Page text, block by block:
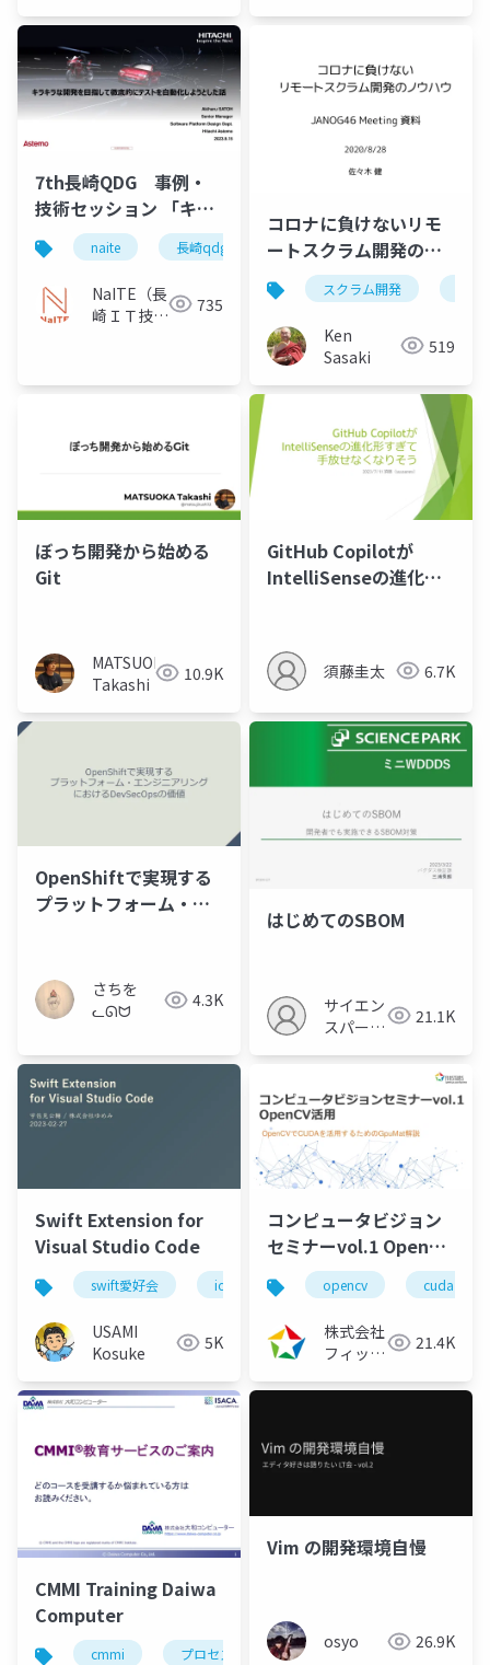
7th長崎QDG 事例・
技術セッション 「キラ
キラな開発を目指して
徹底的にテストを自動
化しようとした話」
naite 長崎qdg
NaITE（長
崎ＩＴ技術
735
コロナに負けないリモ
ートスクラム開発のノ
ウハウ スクラム開発
Ken
Sasaki
519
ぼっち開発から始める
Git
MATSUOKA
Takashi
10.9K
GitHub Copilotが
IntelliSenseの進化形
須藤圭太 6.7K
OpenShiftで実現する
プラットフォーム・エ
さちを
ᓚᘏᗢ
4.3K
はじめてのSBOM
サイエン
スパーク
21.1K
Swift Extension for
Visual Studio Code
swift愛好会 ios
USAMI
Kosuke
5K
コンピュータビジョン
セミナーvol.1 OpenCV
活用 ～OpenCVで
CUDAを活用するための
GpuMat解説～
（2022/08/05）
opencv cuda
株式会社
フィック
21.4K
CMMI Training Daiwa
Computer
cmmi プロセス改善 spi 品質改善
Vim の開発環境自慢
osyo 26.9K